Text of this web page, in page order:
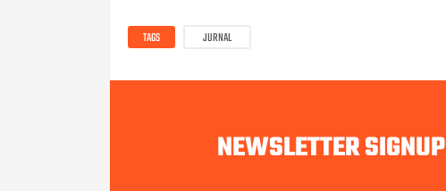
TAGS JURNAL
NEWSLETTER SIGNUP